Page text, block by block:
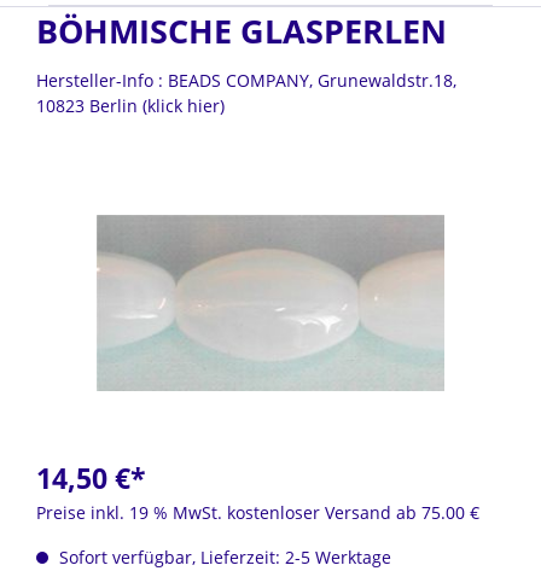
BÖHMISCHE GLASPERLEN
Hersteller-Info : BEADS COMPANY, Grunewaldstr.18,
10823 Berlin (klick hier)
14,50 €*
Preise inkl. 19 % MwSt. kostenloser Versand ab 75.00 €
Sofort verfügbar, Lieferzeit: 2-5 Werktage